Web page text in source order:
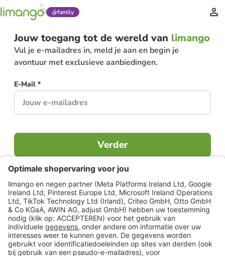
family
Jouw toegang tot de wereld van limango
Vul je e-mailadres in, meld je aan en begin je
avontuur met exclusieve aanbiedingen.
E-Mail *
Verder
Al lid?Inloggen
PrivacyinstellingenAlgemene voorwaardenPrivacybeleidColofon
Help Center